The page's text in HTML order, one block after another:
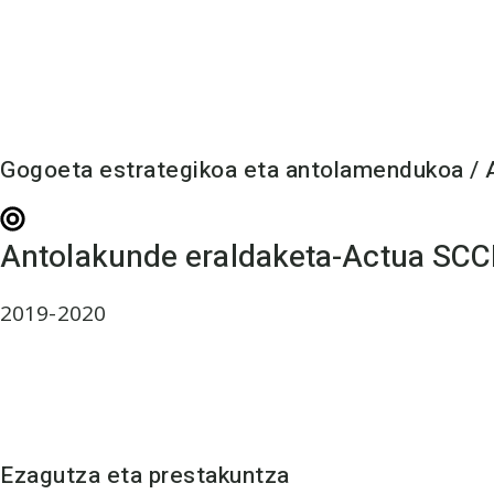
Gogoeta estrategikoa eta antolamendukoa /
Antolakunde eraldaketa-Actua
2019-2020
Ezagutza eta prestakuntza